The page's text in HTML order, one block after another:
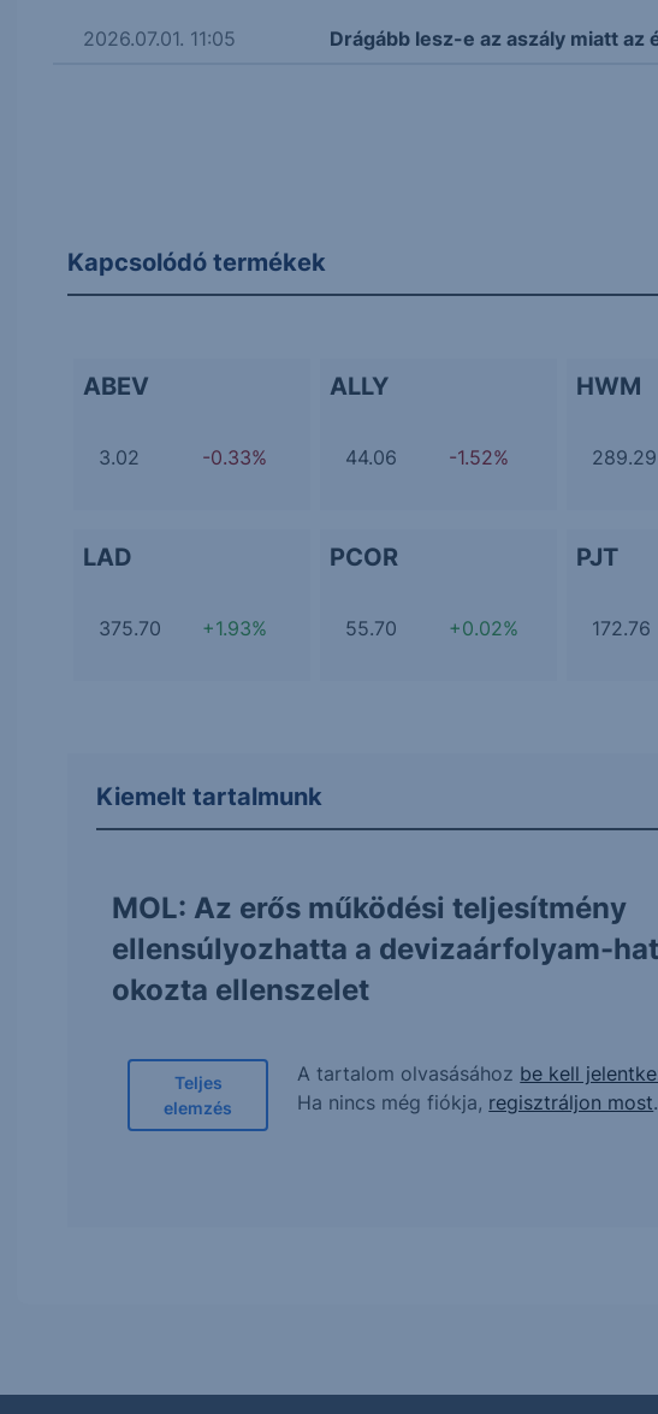
2026.07.01. 11:05 Drágább lesz-e az aszály miatt az
Kapcsolódó termékek
ABEV
3.02 -0.33%
ALLY
44.06 -1.52%
HWM
289.29
LAD
375.70 +1.93%
PCOR
55.70 +0.02%
PJT
172.76
Kiemelt tartalmunk
MOL: Az erős működési teljesítmény
ellensúlyozhatta a devizaárfolyam-
okozta ellenszelet
Teljes
elemzés
A tartalom olvasásához be kell
Ha nincs még fiókja, regisztráljon most.